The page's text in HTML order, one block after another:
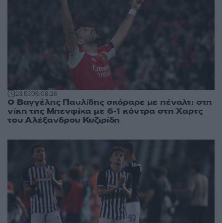
23:5306.08.26
Ο Βαγγέλης Παυλίδης σκόραρε με πέναλτι στη
νίκη της Μπενφίκα με 6-1 κόντρα στη Χαρτς
του Αλέξανδρου Κυζιρίδη